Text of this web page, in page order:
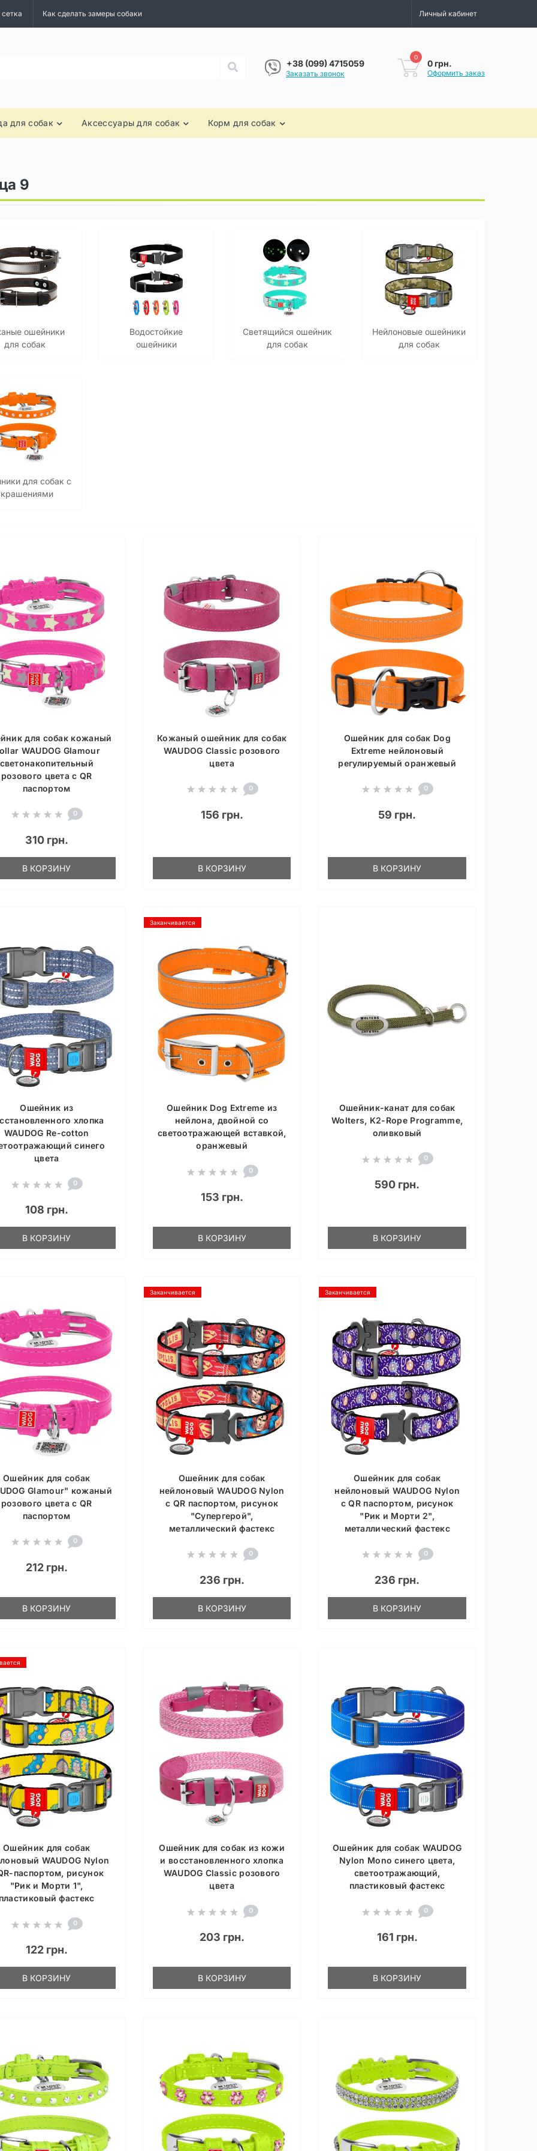
Как сделать замеры собаки Личный кабинет
+38 (099) 4715059
Заказать звонок
0
0 грн.
Оформить заказ
для собак Аксессуары для собак Корм для собак
9
ошейники
для собак
Водостойкие
ошейники
Светящийся ошейник
для собак
Нейлоновые ошейники
для собак
для собак с
для собак кожаный
WAUDOG Glamour
светонакопительный
розового цвета с QR
паспортом
0
310 грн.
В КОРЗИНУ
Кожаный ошейник для собак
WAUDOG Classic розового
цвета
0
156 грн.
В КОРЗИНУ
Ошейник для собак Dog
Extreme нейлоновый
регулируемый оранжевый
0
59 грн.
В КОРЗИНУ
Ошейник из
хлопка
WAUDOG Re-cotton
синего
цвета
0
108 грн.
В КОРЗИНУ
Заканчивается
Ошейник Dog Extreme из
нейлона, двойной со
светоотражающей вставкой,
оранжевый
0
153 грн.
В КОРЗИНУ
Ошейник-канат для собак
Wolters, K2-Rope Programme,
оливковый
0
590 грн.
В КОРЗИНУ
Ошейник для собак
Glamour" кожаный
розового цвета с QR
паспортом
0
212 грн.
В КОРЗИНУ
Заканчивается
Ошейник для собак
нейлоновый WAUDOG Nylon
c QR паспортом, рисунок
"Супергерой",
металлический фастекс
0
236 грн.
В КОРЗИНУ
Заканчивается
Ошейник для собак
нейлоновый WAUDOG Nylon
c QR паспортом, рисунок
"Рик и Морти 2",
металлический фастекс
0
236 грн.
В КОРЗИНУ
Ошейник для собак
WAUDOG Nylon
паспортом, рисунок
"Рик и Морти 1",
фастекс
0
122 грн.
В КОРЗИНУ
Ошейник для собак из кожи
и восстановленного хлопка
WAUDOG Classic розового
цвета
0
203 грн.
В КОРЗИНУ
Ошейник для собак WAUDOG
Nylon Mono синего цвета,
светоотражающий,
пластиковый фастекс
0
161 грн.
В КОРЗИНУ